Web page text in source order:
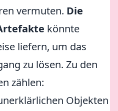
vermuten. Die
könnte
liefern, um das
zu lösen. Zu den
zählen:
Objekten